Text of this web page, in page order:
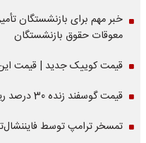
خبر مهم برای بازنشستگان
معوقات حقوق بازنشستگان
قیمت کوییک جدید | قیمت این مدل کوییک ۸
قیمت گوسفند زنده 30 درصد ریخت
تمسخر ترامپ توسط